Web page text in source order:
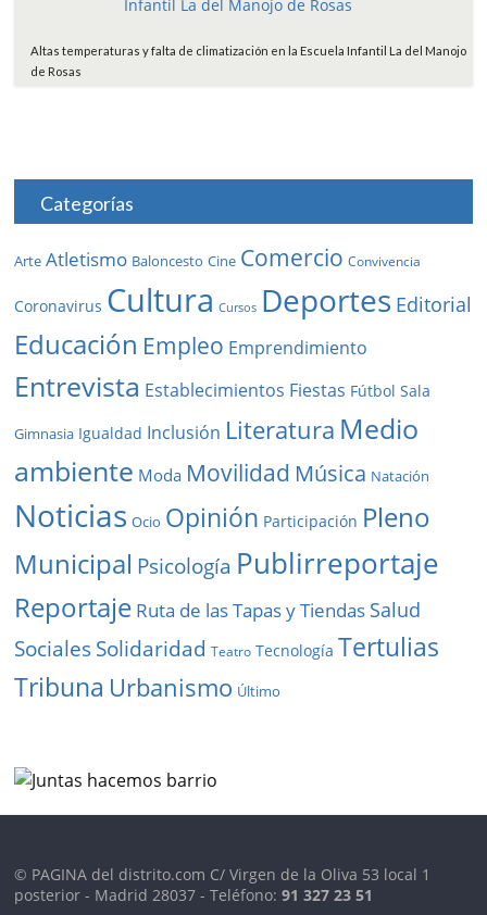
Altas temperaturas y falta de climatización en la Escuela Infantil La del Manojo
de Rosas
Categorías
Arte Atletismo Baloncesto Cine Comercio Convivencia
Coronavirus Cultura Cursos Deportes Editorial
Educación Empleo Emprendimiento
Entrevista Establecimientos Fiestas Fútbol Sala
Gimnasia Igualdad Inclusión Literatura Medio
ambiente Moda Movilidad Música Natación
Noticias Ocio Opinión Participación Pleno
Municipal Psicología Publirreportaje
Reportaje Ruta de las Tapas y Tiendas Salud
SocialesSolidaridad Teatro Tecnología Tertulias
Tribuna Urbanismo Último
© PAGINA del distrito.com C/ Virgen de la Oliva 53 local 1
posterior - Madrid 28037 - Teléfono:91 327 23 51